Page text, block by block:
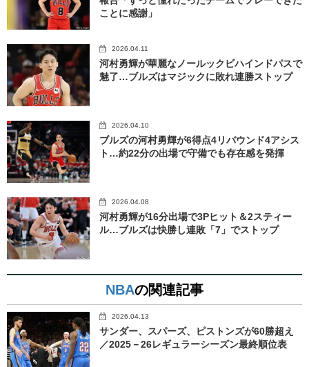
ことに感謝」
2026.04.11
河村勇輝が華麗なノールックビハインドパスで
魅了…ブルズはマジックに敗れ連勝ストップ
2026.04.10
ブルズの河村勇輝が6得点4リバウンド4アシス
ト…約22分の出場で守備でも存在感を発揮
2026.04.08
河村勇輝が16分出場で3Pヒット＆2スティー
ル…ブルズは快勝し連敗「7」でストップ
NBAの関連記事
2026.04.13
サンダー、スパーズ、ピストンズが60勝超え
／2025－26レギュラーシーズン最終順位表